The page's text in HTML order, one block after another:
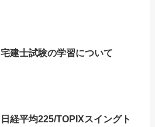
宅建士試験の学習について
日経平均225/TOPIXスイングト